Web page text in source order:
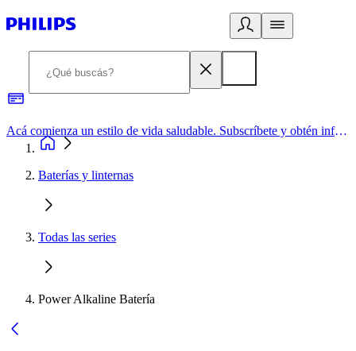
Acá comienza un estilo de vida saludable. Subscríbete y obtén información de primera mano
Baterías y linternas
Todas las series
Power Alkaline Batería